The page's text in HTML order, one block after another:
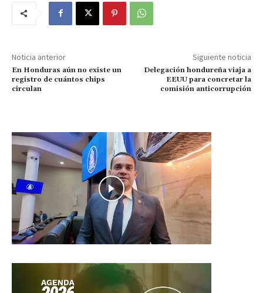
Noticia anterior
En Honduras aún no existe un
registro de cuántos chips
circulan
Siguiente noticia
Delegación hondureña viaja a
EEUU para concretar la
comisión anticorrupción